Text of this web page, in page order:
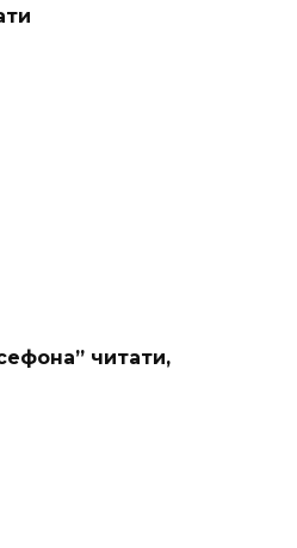
читати,